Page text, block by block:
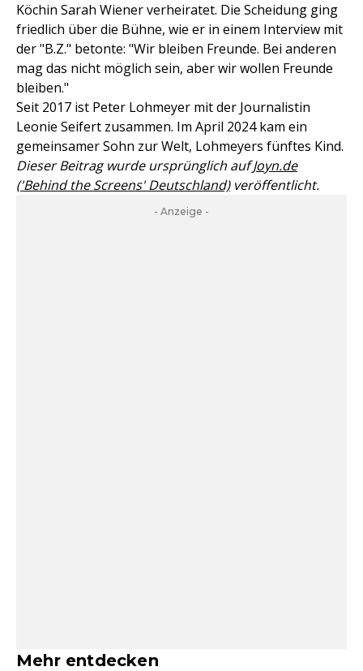
Köchin Sarah Wiener verheiratet. Die Scheidung ging
friedlich über die Bühne, wie er in einem Interview mit
der "B.Z." betonte: "Wir bleiben Freunde. Bei anderen
mag das nicht möglich sein, aber wir wollen Freunde
bleiben."
Seit 2017 ist Peter Lohmeyer mit der Journalistin
Leonie Seifert zusammen. Im April 2024 kam ein
gemeinsamer Sohn zur Welt, Lohmeyers fünftes Kind.
Dieser Beitrag wurde ursprünglich aufJoyn.de
('Behind the Screens' Deutschland)veröffentlicht.
- Anzeige -
Mehr entdecken